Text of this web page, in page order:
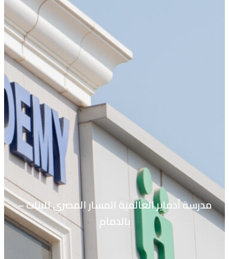
مدرسة أدماير العالمية المسار المصري للبنات –
بالدمام